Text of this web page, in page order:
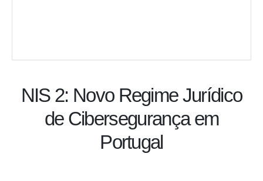
NIS 2: Novo Regime Jurídico
de Cibersegurança em
Portugal